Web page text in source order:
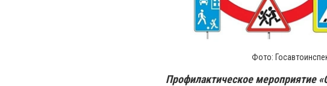
Фото:
Профилактическое мероприятие